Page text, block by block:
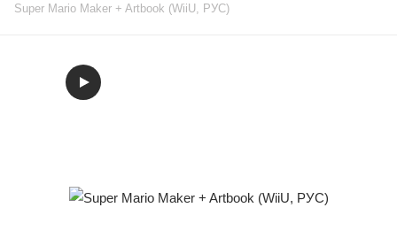
Super Mario Maker + Artbook (WiiU, РУС)